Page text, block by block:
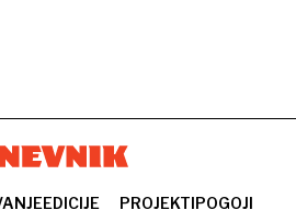
EDICIJE
PROJEKTIPOGOJI